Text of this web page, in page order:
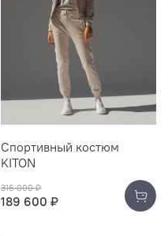
Спортивный костюм
KITON
316 000 ₽
189 600 ₽